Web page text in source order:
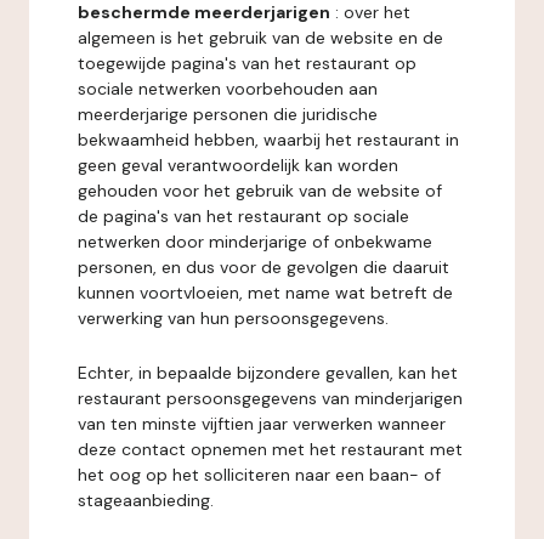
beschermde meerderjarigen : over het
algemeen is het gebruik van de website en de
toegewijde pagina's van het restaurant op
sociale netwerken voorbehouden aan
meerderjarige personen die juridische
bekwaamheid hebben, waarbij het restaurant in
geen geval verantwoordelijk kan worden
gehouden voor het gebruik van de website of
de pagina's van het restaurant op sociale
netwerken door minderjarige of onbekwame
personen, en dus voor de gevolgen die daaruit
kunnen voortvloeien, met name wat betreft de
verwerking van hun persoonsgegevens.
Echter, in bepaalde bijzondere gevallen, kan het
restaurant persoonsgegevens van minderjarigen
van ten minste vijftien jaar verwerken wanneer
deze contact opnemen met het restaurant met
het oog op het solliciteren naar een baan- of
stageaanbieding.